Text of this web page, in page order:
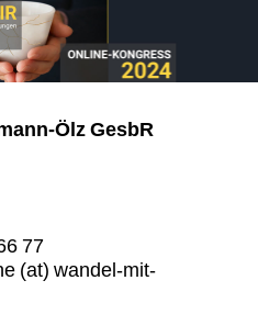
Ölz GesbR
77
(at) wandel-mit-